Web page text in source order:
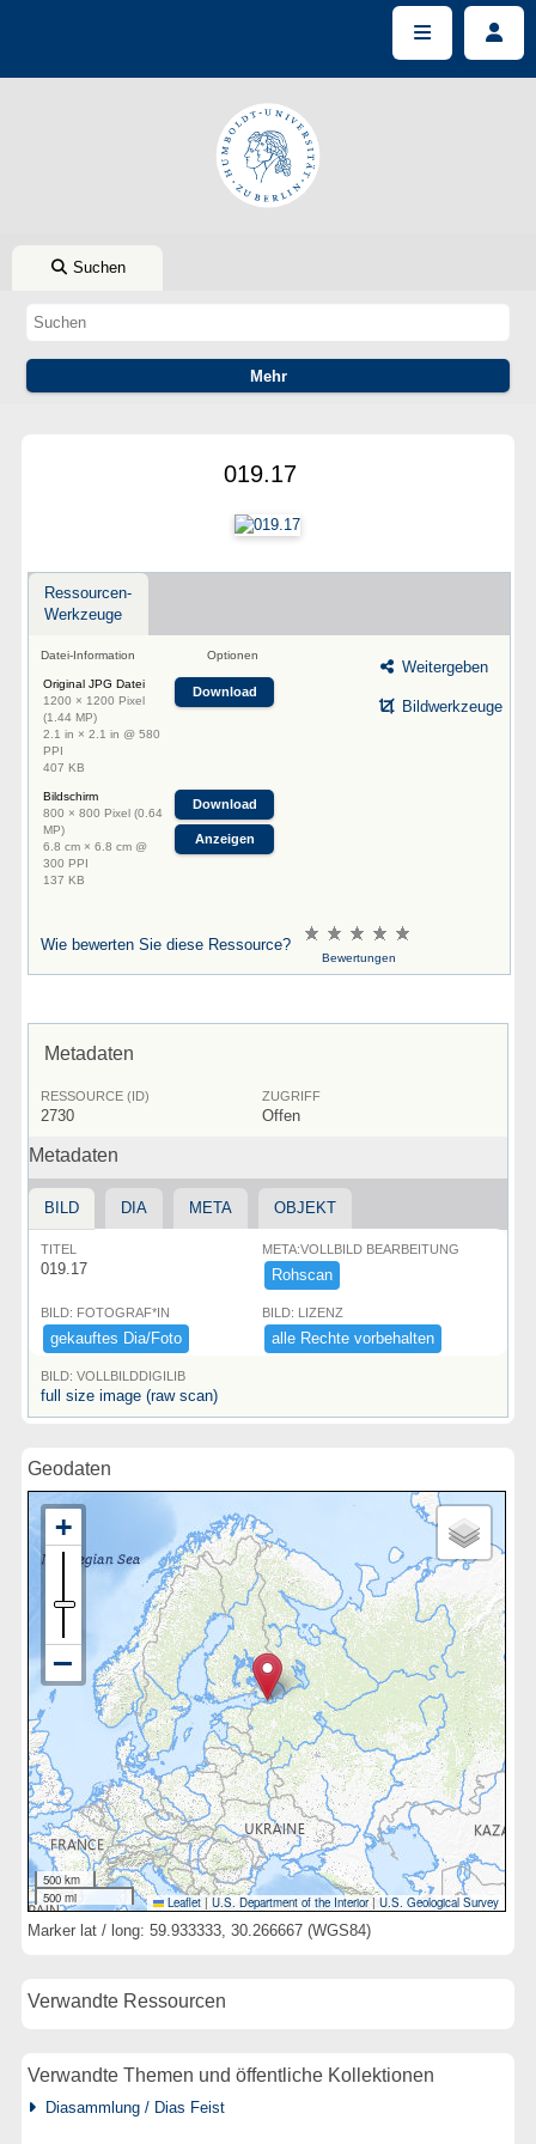
Suchen
019.17
Ressourcen-
Werkzeuge
Datei-Information Optionen
Original JPG Datei
1200 × 1200 Pixel
(1.44 MP)
2.1 in × 2.1 in @ 580
PPI
407 KB
Download
Bildschirm
800 × 800 Pixel (0.64
MP)
6.8 cm × 6.8 cm @
300 PPI
137 KB
Download
Anzeigen
Weitergeben
Bildwerkzeuge
Wie bewerten Sie diese Ressource?
Bewertungen
Metadaten
RESSOURCE (ID)
2730
ZUGRIFF
Offen
Metadaten
BILD DIA META OBJEKT
TITEL
019.17
META:VOLLBILD BEARBEITUNG
Rohscan
BILD: FOTOGRAF*IN
gekauftes ​Dia/​Foto
BILD: LIZENZ
alle ​Rechte ​vorbehalten
BILD: VOLLBILDDIGILIB
full size image (raw scan)
Geodaten
500 km
500 mi
Leaflet | U.S. Department of the Interior|U.S. Geological Survey
Marker lat / long: 59.933333, 30.266667 (WGS84)
Verwandte Ressourcen
Verwandte Themen und öffentliche Kollektionen
Diasammlung / Dias Feist